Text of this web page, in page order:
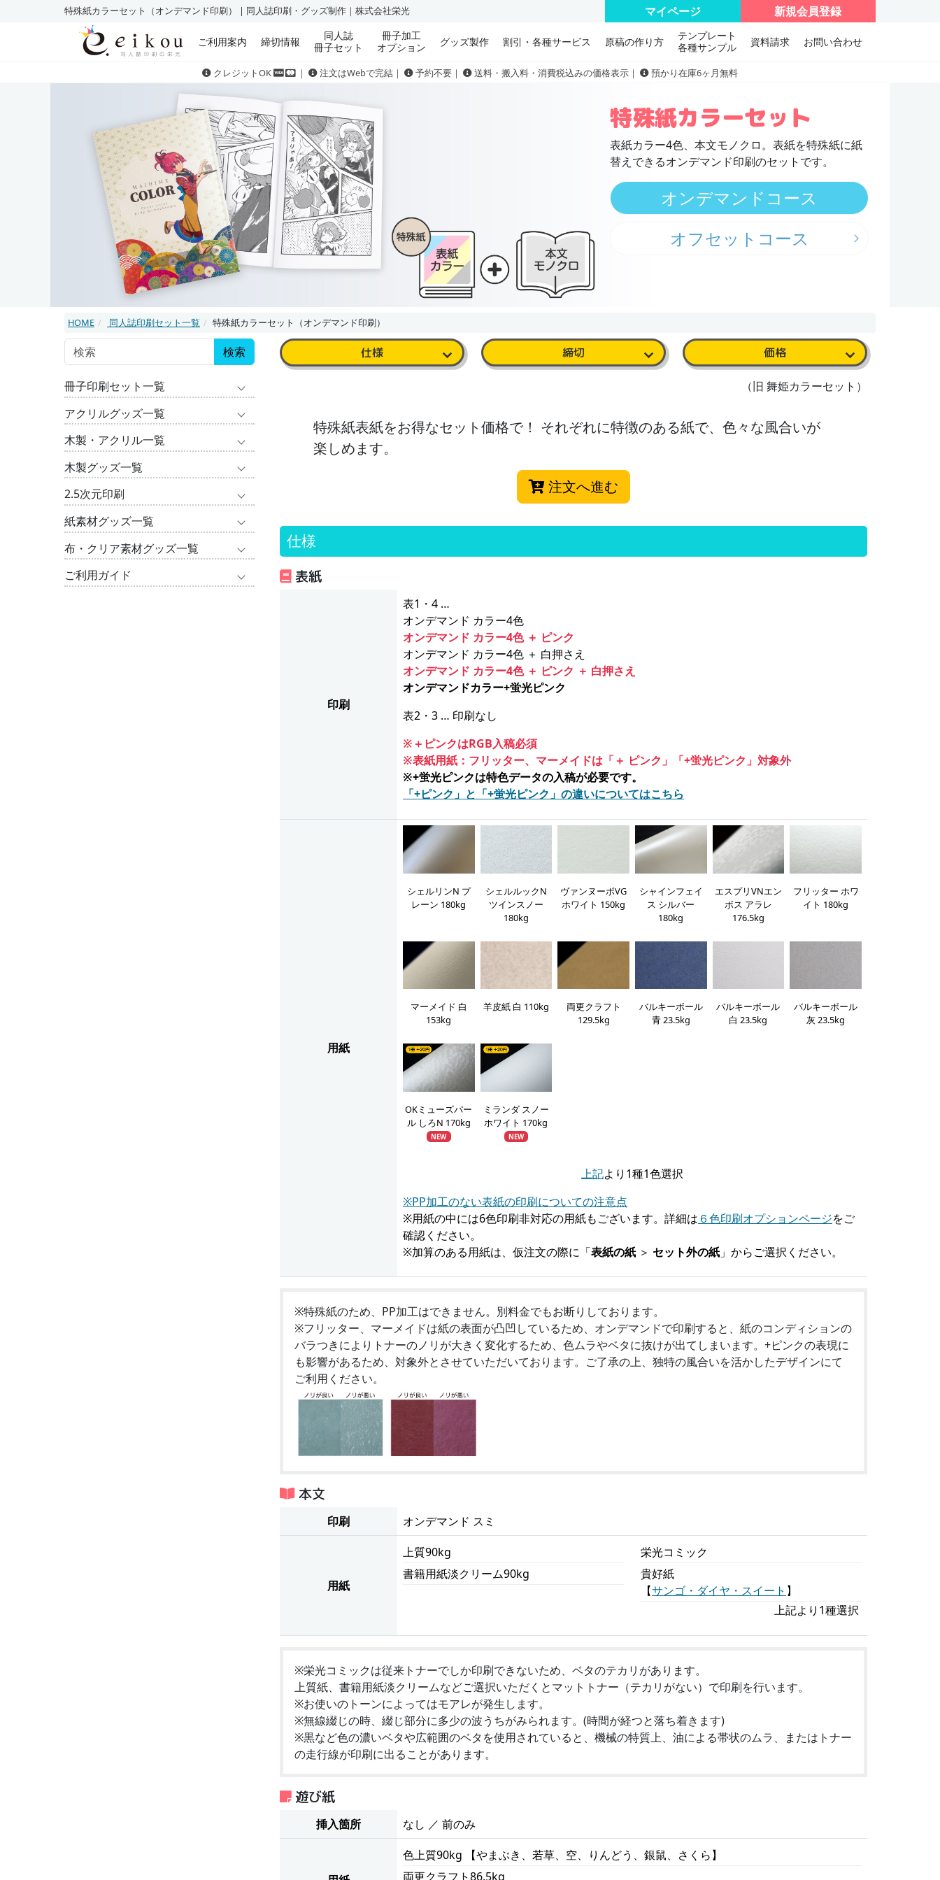
特殊紙カラーセット（オンデマンド印刷） | 同人誌印刷・グッズ制作｜株式会社栄光 マイページ 新規会員登録
ご利用案内 締切情報
同人誌
冊子セット
冊子加工
オプション
グッズ製作 割引・各種サービス 原稿の作り方
テンプレート
各種サンプル
資料請求 お問い合わせ
クレジットOK ｜ 注文はWebで完結｜ 予約不要｜ 送料・搬入料・消費税込みの価格表示｜ 預かり在庫6ヶ月無料
特殊紙カラーセット
表紙カラー4色、本文モノクロ。表紙を特殊紙に紙
替えできるオンデマンド印刷のセットです。
オンデマンドコース
オフセットコース
HOME 同人誌印刷セット一覧 特殊紙カラーセット（オンデマンド印刷）
仕様 締切 価格
（旧 舞姫カラーセット）
特殊紙表紙をお得なセット価格で！ それぞれに特徴のある紙で、色々な風合いが
楽しめます。
注文へ進む
仕様
表紙
印刷
表1・4 …
オンデマンド カラー4色
オンデマンド カラー4色 ＋ ピンク
オンデマンド カラー4色 ＋ 白押さえ
オンデマンド カラー4色 ＋ ピンク ＋ 白押さえ
オンデマンドカラー+蛍光ピンク
表2・3 … 印刷なし
※＋ピンクはRGB入稿必須
※表紙用紙：フリッター、マーメイドは「＋ ピンク」「+蛍光ピンク」対象外
※+蛍光ピンクは特色データの入稿が必要です。
「+ピンク」と「+蛍光ピンク」の違いについてはこちら
用紙
シェルリンN プ
レーン 180kg
シェルルックN
ツインスノー
180kg
ヴァンヌーボVG
ホワイト 150kg
シャインフェイ
ス シルバー
180kg
エスプリVNエン
ボス アラレ
176.5kg
フリッター ホワ
イト 180kg
マーメイド 白
153kg
羊皮紙 白 110kg
両更クラフト
129.5kg
バルキーボール
青 23.5kg
バルキーボール
白 23.5kg
バルキーボール
灰 23.5kg
OKミューズパー
ル しろN 170kg
NEW
ミランダ スノー
ホワイト 170kg
NEW
上記より1種1色選択
※PP加工のない表紙の印刷についての注意点
※用紙の中には6色印刷非対応の用紙もございます。詳細は ６色印刷オプションページをご
確認ください。
※加算のある用紙は、仮注文の際に「表紙の紙 ＞ セット外の紙 」からご選択ください。
※特殊紙のため、PP加工はできません。別料金でもお断りしております。
※フリッター、マーメイドは紙の表面が凸凹しているため、オンデマンドで印刷すると、紙のコンディションの
バラつきによりトナーのノリが大きく変化するため、色ムラやベタに抜けが出てしまいます。+ピンクの表現に
も影響があるため、対象外とさせていただいております。ご了承の上、独特の風合いを活かしたデザインにて
ご利用ください。
本文
印刷 オンデマンド スミ
用紙
上質90kg
書籍用紙淡クリーム90kg
栄光コミック
貴好紙
【サンゴ・ダイヤ・スイート 】
上記より1種選択
※栄光コミックは従来トナーでしか印刷できないため、ベタのテカリがあります。
上質紙、書籍用紙淡クリームなどご選択いただくとマットトナー（テカリがない）で印刷を行います。
※お使いのトーンによってはモアレが発生します。
※無線綴じの時、綴じ部分に多少の波うちがみられます。(時間が経つと落ち着きます)
※黒など色の濃いベタや広範囲のベタを使用されていると、機械の特質上、油による帯状のムラ、またはトナー
の走行線が印刷に出ることがあります。
遊び紙
挿入箇所 なし ／ 前のみ
色上質90kg 【やまぶき、若草、空、りんどう、銀鼠、さくら】
両更クラフト86.5kg
検索
冊子印刷セット一覧
アクリルグッズ一覧
木製・アクリル一覧
木製グッズ一覧
2.5次元印刷
紙素材グッズ一覧
布・クリア素材グッズ一覧
ご利用ガイド